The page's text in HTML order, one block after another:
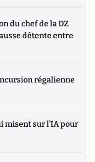
du chef de la DZ
détente entre
régalienne
misent sur l’IA pour